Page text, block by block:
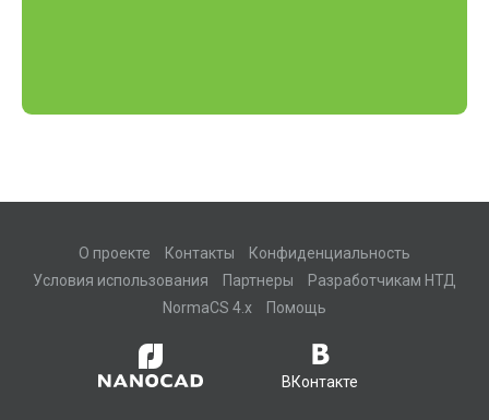
О проекте Контакты
Конфиденциальность
Условия использования
Партнеры
Разработчикам НТД
NormaCS 4.x
Помощь
ВКонтакте